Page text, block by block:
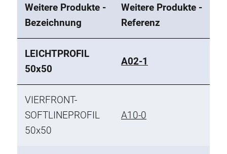
Weitere Produkte -
Bezeichnung
Weitere Produkte -
Referenz
LEICHTPROFIL
50x50
A02-1
VIERFRONT-
SOFTLINEPROFIL
50x50
A10-0